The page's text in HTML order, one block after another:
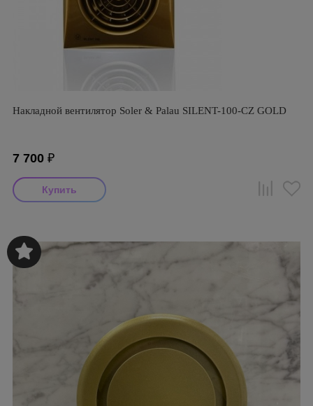
Накладной вентилятор Soler & Palau SILENT-100-CZ GOLD
7 700 ₽